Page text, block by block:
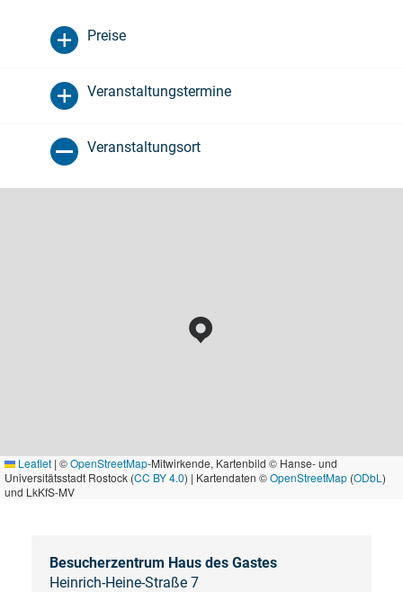
Preise
Veranstaltungstermine
Veranstaltungsort
Leaflet | ©OpenStreetMap-Mitwirkende, Kartenbild © Hanse- und
Universitätsstadt Rostock (CC BY 4.0) | Kartendaten ©OpenStreetMap (ODbL )
und LkKfS-MV
Besucherzentrum Haus des Gastes
Heinrich-Heine-Straße 7